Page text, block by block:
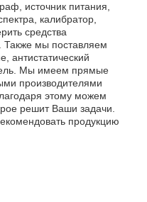
источник питания,
калибратор,
средства
Также мы поставляем
антистатический
Мы имеем прямые
производителями
этому можем
решит Ваши задачи.
продукцию